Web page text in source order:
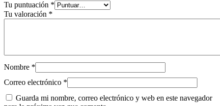
Tu puntuación *
Tu valoración *
Nombre *
Correo electrónico *
Guarda mi nombre, correo electrónico y web en este navegador